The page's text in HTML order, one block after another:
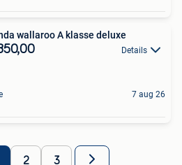
wallaroo A klasse deluxe
Details
7 aug 26
2 3